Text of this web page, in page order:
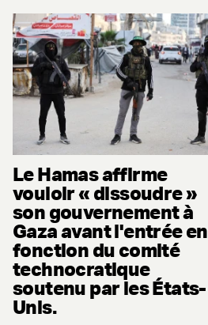
Le Hamas affirme
vouloir « dissoudre »
son gouvernement à
Gaza avant l'entrée en
fonction du comité
technocratique
soutenu par les États-
Unis.